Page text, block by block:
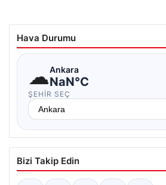
Hava Durumu
☁Ankara
NaN°C
ŞEHIR SEÇ
Bizi Takip Edin